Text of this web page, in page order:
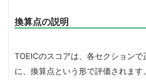
換算点の説明
TOEICのスコアは、各セクションで
に、換算点という形で評価されます